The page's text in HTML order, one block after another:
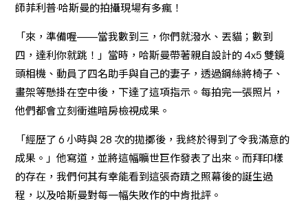
師菲利普·哈斯曼的拍攝現場有多瘋！
「來，準備喔——當我數到三，你們就潑水、丟貓；數到
四，達利你就跳！」當時，哈斯曼帶著親自設計的 4x5 雙鏡
頭相機、動員了四名助手與自己的妻子，透過鋼絲將椅子、
畫架等懸掛在空中後，下達了這項指示。每拍完一張照片，
他們都會立刻衝進暗房檢視成果。
「經歷了 6 小時與 28 次的拋擲後，我終於得到了令我滿意的
成果。」他寫道，並將這幅曠世巨作發表了出來。而拜印樣
的存在，我們何其有幸能看到這張奇蹟之照幕後的誕生過
程，以及哈斯曼對每一幅失敗作的中肯批評。